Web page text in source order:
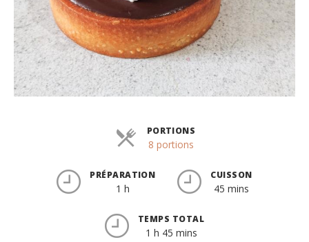
PORTIONS
8 portions
PRÉPARATION
1 h
CUISSON
45 mins
TEMPS TOTAL
1 h 45 mins